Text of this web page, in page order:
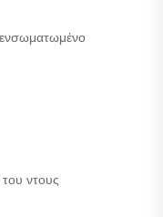
ντους